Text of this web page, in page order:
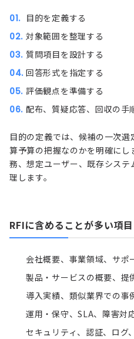
目的を定義する
対象範囲を整理する
質問項目を設計する
回答形式を指定する
評価観点を準備する
配布、質疑応答、回収の手
目的の定義では、候補の一次
算予算の把握なのかを明確に
務、想定ユーザー、既存シス
理します。
RFIに含めることが多い項目
会社概要、事業領域、サポ
製品・サービスの概要、提
導入実績、類似業界での事
運用・保守、SLA、障害対
セキュリティ、認証、ログ